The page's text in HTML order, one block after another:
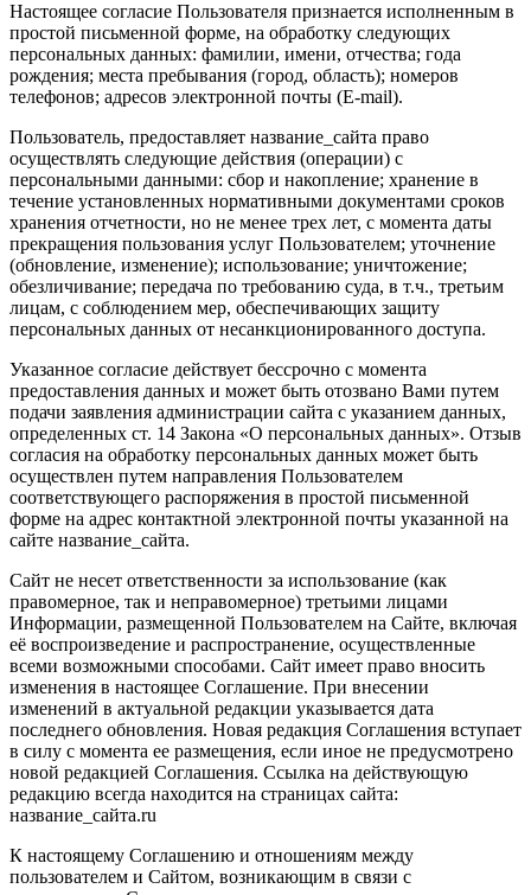
Настоящее согласие Пользователя признается исполненным в
простой письменной форме, на обработку следующих
персональных данных: фамилии, имени, отчества; года
рождения; места пребывания (город, область); номеров
телефонов; адресов электронной почты (E-mail).
Пользователь, предоставляет название_сайта право
осуществлять следующие действия (операции) с
персональными данными: сбор и накопление; хранение в
течение установленных нормативными документами сроков
хранения отчетности, но не менее трех лет, с момента даты
прекращения пользования услуг Пользователем; уточнение
(обновление, изменение); использование; уничтожение;
обезличивание; передача по требованию суда, в т.ч., третьим
лицам, с соблюдением мер, обеспечивающих защиту
персональных данных от несанкционированного доступа.
Указанное согласие действует бессрочно с момента
предоставления данных и может быть отозвано Вами путем
подачи заявления администрации сайта с указанием данных,
определенных ст. 14 Закона «О персональных данных». Отзыв
согласия на обработку персональных данных может быть
осуществлен путем направления Пользователем
соответствующего распоряжения в простой письменной
форме на адрес контактной электронной почты указанной на
сайте название_сайта.
Сайт не несет ответственности за использование (как
правомерное, так и неправомерное) третьими лицами
Информации, размещенной Пользователем на Сайте, включая
её воспроизведение и распространение, осуществленные
всеми возможными способами. Сайт имеет право вносить
изменения в настоящее Соглашение. При внесении
изменений в актуальной редакции указывается дата
последнего обновления. Новая редакция Соглашения вступает
в силу с момента ее размещения, если иное не предусмотрено
новой редакцией Соглашения. Ссылка на действующую
редакцию всегда находится на страницах сайта:
название_сайта.ru
К настоящему Соглашению и отношениям между
пользователем и Сайтом, возникающим в связи с